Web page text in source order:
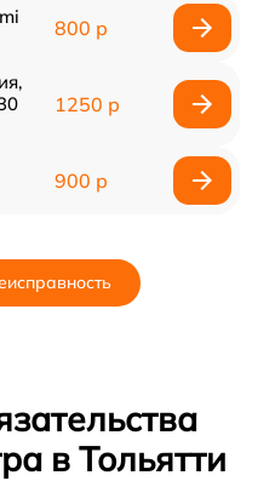
800 р
1250 р
900 р
в Тольятти